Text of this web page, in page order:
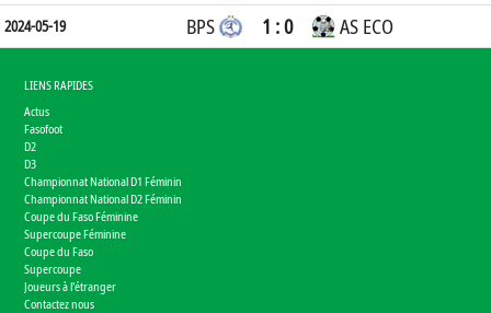
2024-05-19 BPS 1 : 0 AS ECO
LIENS RAPIDES
Actus
Fasofoot
D2
D3
Championnat National D1 Féminin
Championnat National D2 Féminin
Coupe du Faso Féminine
Supercoupe Féminine
Coupe du Faso
Supercoupe
Joueurs à l'étranger
Contactez nous